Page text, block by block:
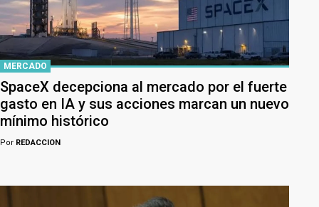
MERCADO
SpaceX decepciona al mercado por el fuerte
gasto en IA y sus acciones marcan un nuevo
mínimo histórico
Por REDACCION